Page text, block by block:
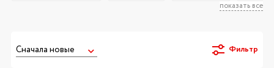
показать все
Фильтр